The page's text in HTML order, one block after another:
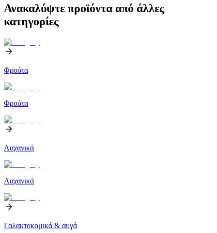
Ανακαλύψτε προϊόντα από άλλες
κατηγορίες
Φρούτα
Φρούτα
Λαχανικά
Λαχανικά
Γαλακτοκομικά & αυγά